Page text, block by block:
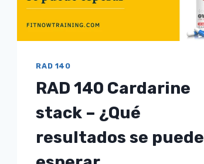
SECUNDARIOS?
RAD 140
RAD 140 Cardarine
stack – ¿Qué
resultados se puede